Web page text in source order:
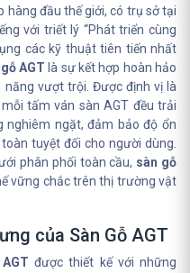
hàng đầu thế giới, có trụ sở tại
với triết lý “Phát triển cùng
các kỹ thuật tiên tiến nhất
AGT là sự kết hợp hoàn hảo
vượt trội. Được định vị là
tấm ván sàn AGT đều trải
nghiêm ngặt, đảm bảo độ ổn
tuyệt đối cho người dùng.
phân phối toàn cầu, sàn gỗ
vững chắc trên thị trường vật
của Sàn Gỗ AGT
được thiết kế với những